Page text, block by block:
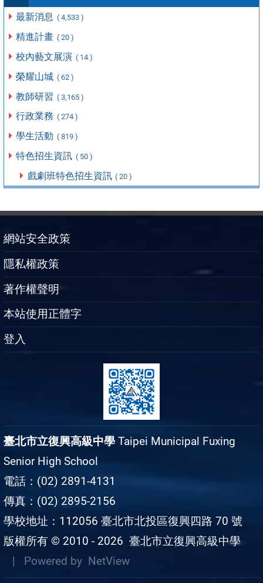
最新消息 ( 4,533 )
精進計畫 ( 20 )
校內藝文展演 ( 14 )
榮耀山城 ( 62 )
教師研習 ( 3,165 )
行政業務 ( 274 )
學生活動 ( 819 )
特色招生資訊 ( 50 )
戲劇班特色招生資訊 ( 20 )
網站安全政策
隱私權政策
著作權聲明
本站使用正體字
登入
臺北市立復興高級中學 Taipei Municipal Fuxing
Senior High School
電話：(02) 2891-4131
傳真：(02) 2895-2156
學校地址：112056 臺北市北投區復興四路 70 號
版權所有 © 2010 - 2026 臺北市立復興高級中學
| Powered by NetView